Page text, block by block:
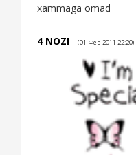
xammaga omad
4 NOZI (01-Фев-2011 22:20)